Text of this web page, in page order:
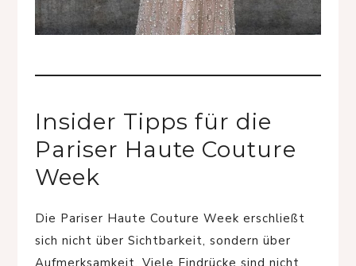
Insider Tipps für die
Pariser Haute Couture
Week
Die Pariser Haute Couture Week erschließt
sich nicht über Sichtbarkeit, sondern über
Aufmerksamkeit. Viele Eindrücke sind nicht